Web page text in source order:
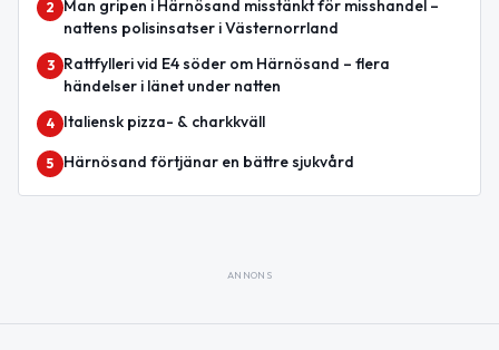
2
Man gripen i Härnösand misstänkt för misshandel –
nattens polisinsatser i Västernorrland
3
Rattfylleri vid E4 söder om Härnösand – flera
händelser i länet under natten
4 Italiensk pizza- & charkkväll
5 Härnösand förtjänar en bättre sjukvård
ANNONS